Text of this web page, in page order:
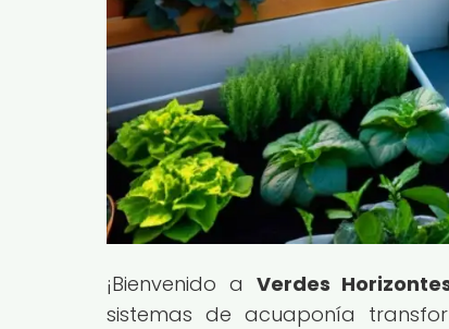
¡Bienvenido a Verdes
sistemas de acuaponía